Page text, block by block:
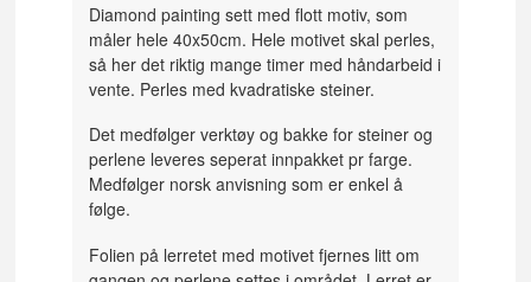
Diamond painting sett med flott motiv, som
måler hele 40x50cm. Hele motivet skal perles,
så her det riktig mange timer med håndarbeid i
vente. Perles med kvadratiske steiner.
Det medfølger verktøy og bakke for steiner og
perlene leveres seperat innpakket pr farge.
Medfølger norsk anvisning som er enkel å
følge.
Folien på lerretet med motivet fjernes litt om